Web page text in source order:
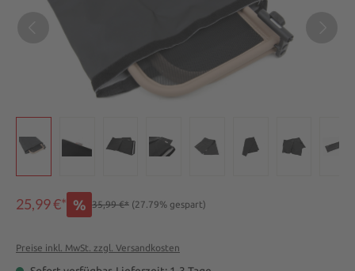
25,99 €* % 35,99 €* (27.79% gespart)
Preise inkl. MwSt. zzgl. Versandkosten